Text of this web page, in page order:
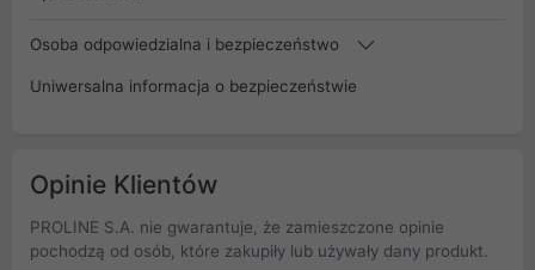
Osoba odpowiedzialna i bezpieczeństwo
Uniwersalna informacja o bezpieczeństwie
Opinie Klientów
PROLINE S.A. nie gwarantuje, że zamieszczone opinie
pochodzą od osób, które zakupiły lub używały dany produkt.